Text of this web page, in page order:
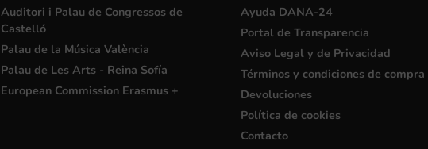
Auditori i Palau de Congressos de
Castelló
Palau de la Música València
Palau de Les Arts - Reina Sofía
European Commission Erasmus +
Ayuda DANA-24
Portal de Transparencia
Aviso Legal y de Privacidad
Términos y condiciones de compra
Devoluciones
Política de cookies
Contacto